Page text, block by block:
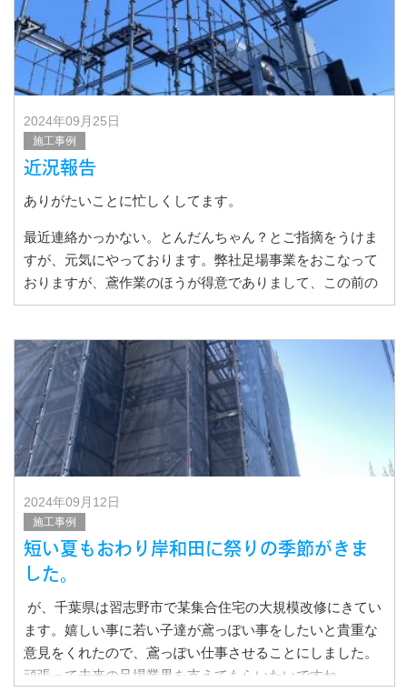
2024年09月25日
施工事例
近況報告
ありがたいことに忙しくしてます。
最近連絡かっかない。とんだんちゃん？とご指摘をうけま
すが、元気にやっております。弊社足場事業をおこなって
おりますが、鳶作業のほうが得意でありまして、この前の
会議で若い子達が鳶ッポい
2024年09月12日
施工事例
短い夏もおわり岸和田に祭りの季節がきま
した。
が、千葉県は習志野市で某集合住宅の大規模改修にきてい
ます。嬉しい事に若い子達が鳶っぽい事をしたいと貴重な
意見をくれたので、鳶っぽい仕事させることにしました。
頑張って未来の足場業界を支えてもらいたいですね。